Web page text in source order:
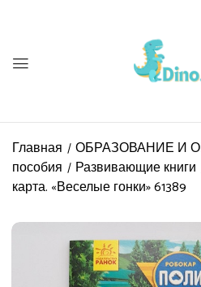
Главная ОБРАЗОВАНИЕ И
пособия
Развивающие книги
карта. «Веселые гонки» 61389